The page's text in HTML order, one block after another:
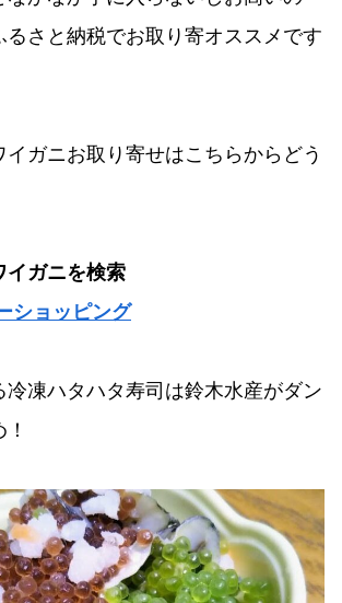
るさと納税でお取り寄オススメです
イガニお取り寄せはこちらからどう
イガニを検索
ショッピング
冷凍ハタハタ寿司は鈴木水産がダン